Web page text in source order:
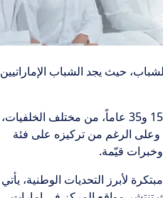
حيث يجد الشباب الإماراتيين
توفر مراكز الشباب بيئة تجمع الشباب الإماراتيين الذين تتراوح أعمارهم بين 15 و35 عاماً، من مختلف الخلفيات،
وعلى الرغم من تركيزه على فئة
وخبرات قيّمة.
لأبرز التحديات الوطنية، يأتي